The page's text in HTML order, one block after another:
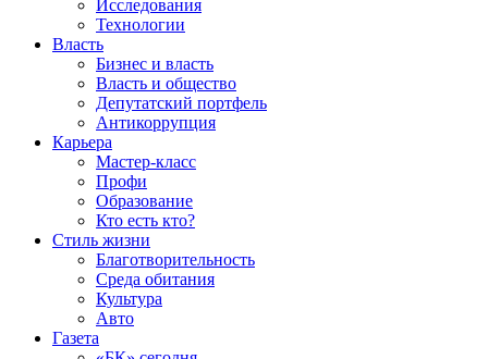
Исследования
Технологии
Власть
Бизнес и власть
Власть и общество
Депутатский портфель
Антикоррупция
Карьера
Мастер-класс
Профи
Образование
Кто есть кто?
Стиль жизни
Благотворительность
Среда обитания
Культура
Авто
Газета